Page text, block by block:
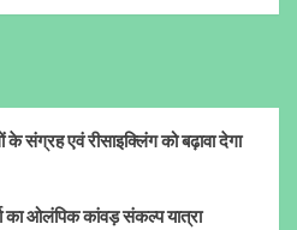
के संग्रह एवं रीसाइक्लिंग को बढ़ावा देगा
का ओलंपिक कांवड़ संकल्प यात्रा